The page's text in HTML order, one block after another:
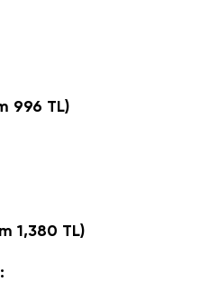
996 TL)
1,380 TL)